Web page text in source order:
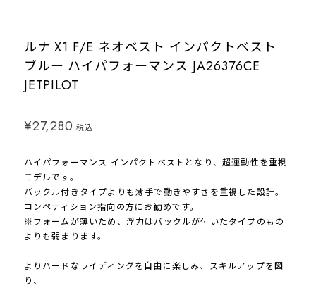
ルナ X1 F/E ネオベスト インパクトベスト
ブルー ハイパフォーマンス JA26376CE
JETPILOT
¥27,280 税込
ハイパフォーマンス インパクトベストとなり、超運動性を重視
モデルです。
バックル付きタイプよりも薄手で動きやすさを重視した設計。
コンペティション指向の方にお勧めです。
※フォームが薄いため、浮力はバックルが付いたタイプのもの
よりも弱まります。
よりハードなライディングを自由に楽しみ、スキルアップを図
り、